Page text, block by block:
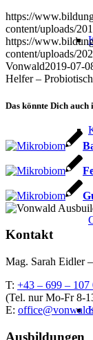
https://
content/uploads/
https://
content/uploads/
Vonwald2019-07-
Helfer –
Das könnte Dich auch
Kontakt
Mag. Sarah Eidler
T: +43 – 699 – 107
(Tel. nur Mo-Fr 8-
E:
Ausbildungen